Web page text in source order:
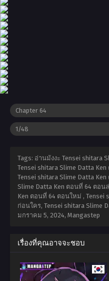
Tags: อ่านมังงะ Tensei shitara
Tensei shitara Slime Datta
Tensei shitara Slime Datta
Slime Datta Ken ตอนที่ 64 ตอน
Ken ตอนที่ 64 ตอนใหม่ , Tensei
ก่อนใคร, Tensei shitara Slime
มกราคม 5, 2024, Mangastep
เรื่องที่คุณอาจจะชอบ